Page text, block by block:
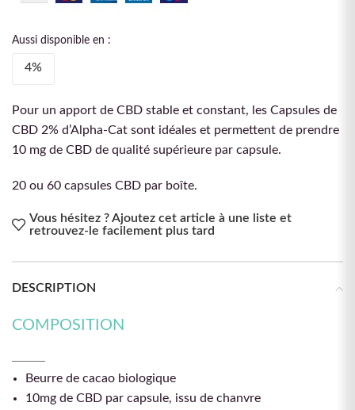
Aussi disponible en :
4%
Pour un apport de CBD stable et constant, les Capsules de
CBD 2% d’Alpha-Cat sont idéales et permettent de prendre
10 mg de CBD de qualité supérieure par capsule.
20 ou 60 capsules CBD par boîte.
Vous hésitez ? Ajoutez cet article à une liste et
retrouvez-le facilement plus tard
DESCRIPTION
COMPOSITION
Beurre de cacao biologique
10mg de CBD par capsule, issu de chanvre